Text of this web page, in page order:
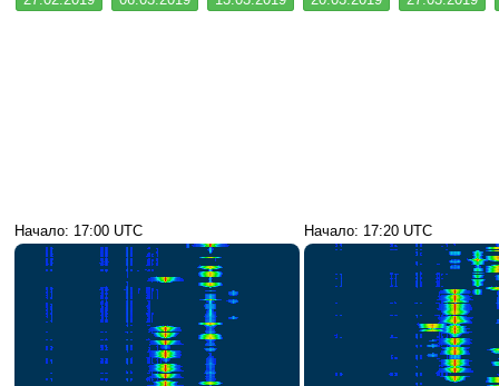
Начало: 17:00 UTC Начало: 17:20 UTC